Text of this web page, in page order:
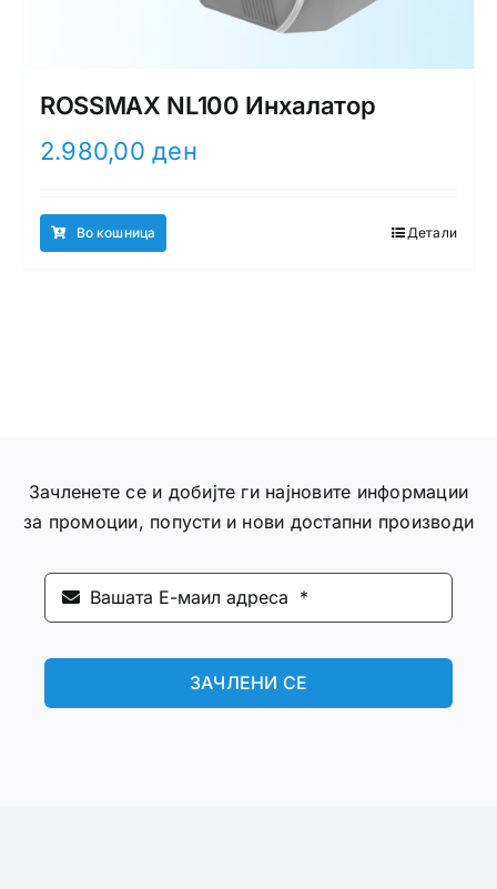
ROSSMAX NL100 Инхалатор
2.980,00ден
Во кошница Детали
Зачленете се и добијте ги најновите информации
за промоции, попусти и нови достапни производи
ЗАЧЛЕНИ СЕ